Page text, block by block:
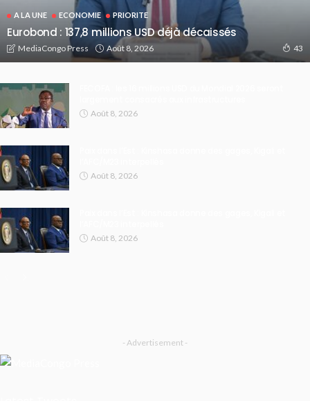
A LA UNE ECONOMIE PRIORITE
Eurobond : 137,8 millions USD déjà décaissés
MediaCongo Press Août 8, 2026 43
Août 8, 2026
Août 8, 2026
Août 8, 2026
- Advertisement -